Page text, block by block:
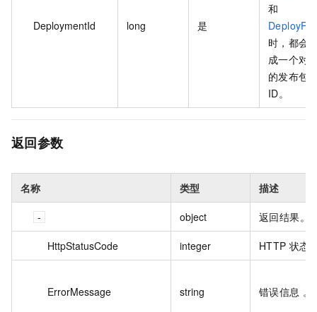
DeploymentId long 是
和
时，都会
成一个对
的发布包
ID。
返回参数
名称 类型 描述
object 返回结果。
HttpStatusCode integer HTTP 状态
ErrorMessage string 错误信息 。